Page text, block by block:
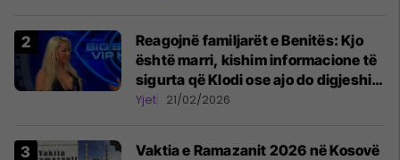
Reagojnë familjarët e Benitës: Kjo
është marri, kishim informacione të
sigurta që Klodi ose ajo do digjeshin
për Hygertën
Yjet 21/02/2026
Vaktia e Ramazanit 2026 në Kosovë